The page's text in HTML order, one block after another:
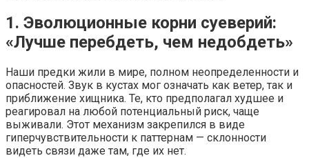
1. Эволюционные корни суеверий:
«Лучше перебдеть, чем недобдеть»
Наши предки жили в мире, полном неопределенности и
опасностей. Звук в кустах мог означать как ветер, так и
приближение хищника. Те, кто предполагал худшее и
реагировал на любой потенциальный риск, чаще
выживали. Этот механизм закрепился в виде
гиперчувствительности к паттернам — склонности
видеть связи даже там, где их нет.